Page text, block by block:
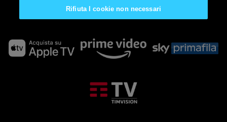
Rifiuta I cookie non necessari